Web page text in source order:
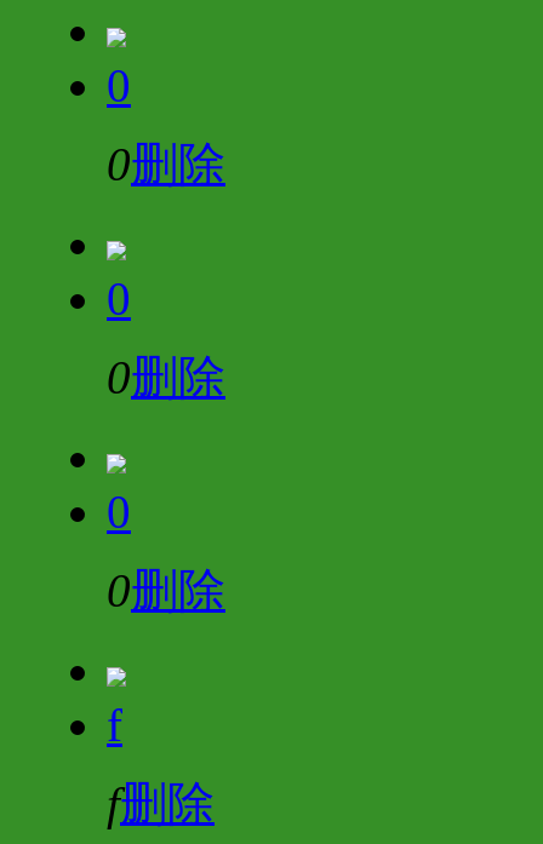
0
0删除
0
0删除
0
0删除
f
f删除